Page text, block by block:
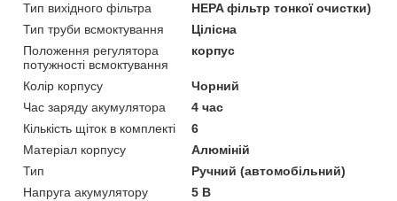
Тип вихідного фільтра
HEPA фільтр тонкої очистки)
Тип труби всмоктування
Цілісна
Положення регулятора
потужності всмоктування
корпус
Колір корпусу
Чорний
Час заряду акумулятора
4 час
Кількість щіток в комплекті
6
Матеріал корпусу
Алюміній
Тип
Ручний (автомобільний)
Напруга акумулятору
5 В